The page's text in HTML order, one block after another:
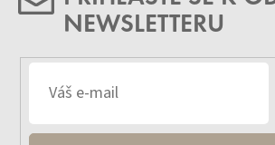
NEWSLETTERU